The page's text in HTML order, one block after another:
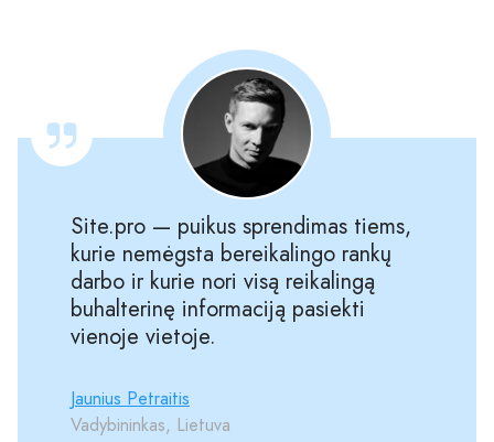
Site.pro — puikus sprendimas tiems,
kurie nemėgsta bereikalingo rankų
darbo ir kurie nori visą reikalingą
buhalterinę informaciją pasiekti
vienoje vietoje.
Jaunius Petraitis
Vadybininkas, Lietuva